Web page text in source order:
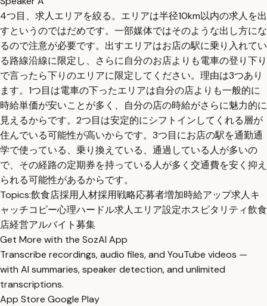
4つ目、求人エリアを絞る。エリアは半径10km以内の求人を出
すというのではだめです。一部媒体ではそのような出し方にな
るので注意が必要です。出すエリアはお店の駅に乗り入れてい
る路線沿線に限定し、さらに自分のお店よりも電車の登り下り
で言ったら下りのエリアに限定してください。理由は3つあり
ます。1つ目は電車の下ったエリアは自分の店よりも一般的に
時給単価が安いことが多く、自分の店の時給がさらに魅力的に
見えるからです。2つ目は安定的にシフトインしてくれる層が
住んでいる可能性が高いからです。3つ目にお店の駅を通勤通
学で使っている、乗り換えている、通過している人が多いの
で、その経路の定期券を持っている人が多く交通費を安く抑え
られる可能性があるからです。
Topics:飲食店採用人材採用戦略応募者増加時給アップ求人キ
ャッチコピー心理ハードル求人エリア設定ホスピタリティ飲食
店経営アルバイト募集
Get More with the SozAI App
Transcribe recordings, audio files, and YouTube videos —
with AI summaries, speaker detection, and unlimited
transcriptions.
App Store Google Play